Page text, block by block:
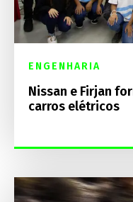
ENGENHARIA
Nissan e Firjan
carros elétricos